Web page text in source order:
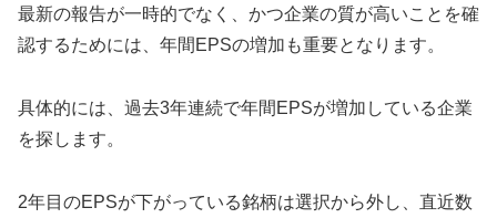
最新の報告が一時的でなく、かつ企業の質が高いことを確
認するためには、年間EPSの増加も重要となります。
具体的には、過去3年連続で年間EPSが増加している企業
を探します。
2年目のEPSが下がっている銘柄は選択から外し、直近数